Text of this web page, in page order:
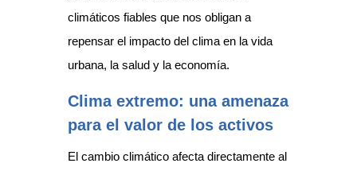
climáticos fiables que nos obligan a
repensar el impacto del clima en la vida
urbana, la salud y la economía.
Clima extremo: una amenaza
para el valor de los activos
El cambio climático afecta directamente al